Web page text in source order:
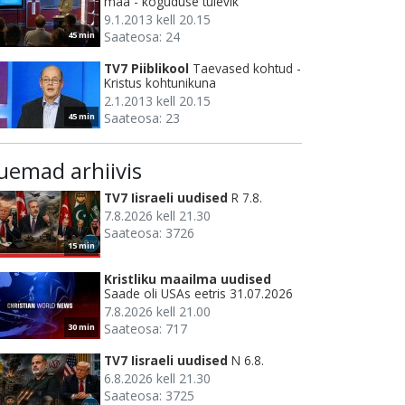
45 min
9.1.2013 kell 20.15
Saateosa: 24
45 min
TV7 Piiblikool Taevased kohtud -
Kristus kohtunikuna
2.1.2013 kell 20.15
Saateosa: 23
arhiivis
15 min
TV7 Iisraeli uudised R 7.8.
7.8.2026 kell 21.30
Saateosa: 3726
30 min
Kristliku maailma uudised
Saade oli USAs eetris 31.07.2026
7.8.2026 kell 21.00
Saateosa: 717
TV7 Iisraeli uudised N 6.8.
6.8.2026 kell 21.30
Saateosa: 3725